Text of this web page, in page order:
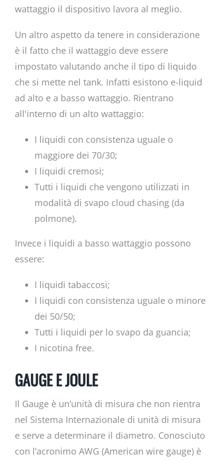
wattaggio il dispositivo lavora al meglio.
Un altro aspetto da tenere in considerazione
è il fatto che il wattaggio deve essere
impostato valutando anche il tipo di liquido
che si mette nel tank. Infatti esistono e-liquid
ad alto e a basso wattaggio. Rientrano
all'interno di un alto wattaggio:
I liquidi con consistenza uguale o
maggiore dei 70/30;
I liquidi cremosi;
Tutti i liquidi che vengono utilizzati in
modalità di svapo cloud chasing (da
polmone).
Invece i liquidi a basso wattaggio possono
essere:
I liquidi tabaccosi;
I liquidi con consistenza uguale o minore
dei 50/50;
Tutti i liquidi per lo svapo da guancia;
I nicotina free.
GAUGE E JOULE
Il Gauge è un’unità di misura che non rientra
nel Sistema Internazionale di unità di misura
e serve a determinare il diametro. Conosciuto
con l’acronimo AWG (American wire gauge) è